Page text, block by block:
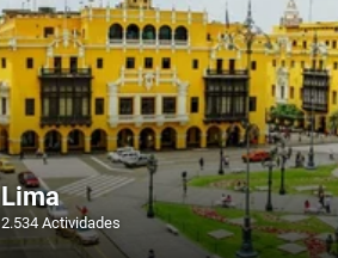
Lima
2.534 Actividades